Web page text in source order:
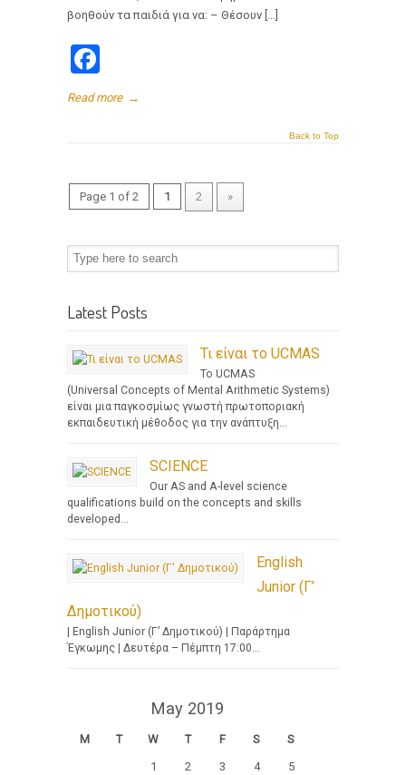
βοηθούν τα παιδιά για να: – Θέσουν […]
Read more →
Back to Top
Page 1 of 2 1 2 »
Latest Posts
Τι είναι το UCMAS
Το UCMAS
(Universal Concepts of Mental Arithmetic Systems)
είναι μια παγκοσμίως γνωστή πρωτοποριακή
εκπαιδευτική μέθοδος για την ανάπτυξη...
SCIENCE
Our AS and A-level science
qualifications build on the concepts and skills
developed...
English
Junior (Γ’
Δημοτικού)
| English Junior (Γ’ Δημοτικού) | Παράρτημα
Έγκωμης | Δευτέρα – Πέμπτη 17:00...
May 2019
M T W T F S S
1 2 3 4 5